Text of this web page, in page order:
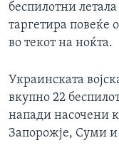
беспилотни
таргетира повеќе
во текот на ноќта.
Украинската
вкупно 22
напади насочени
Запорожје, Суми